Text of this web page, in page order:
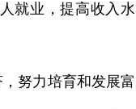
就业，提高收入水
努力培育和发展富